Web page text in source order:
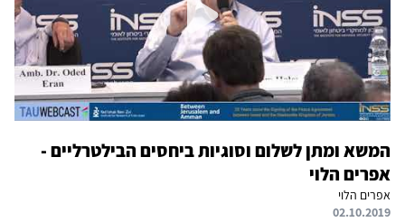
המשא ומתן לשלום וסוגיות ביחסים הבילטרליים -
אפרים הלוי
אפרים הלוי
02.10.2019